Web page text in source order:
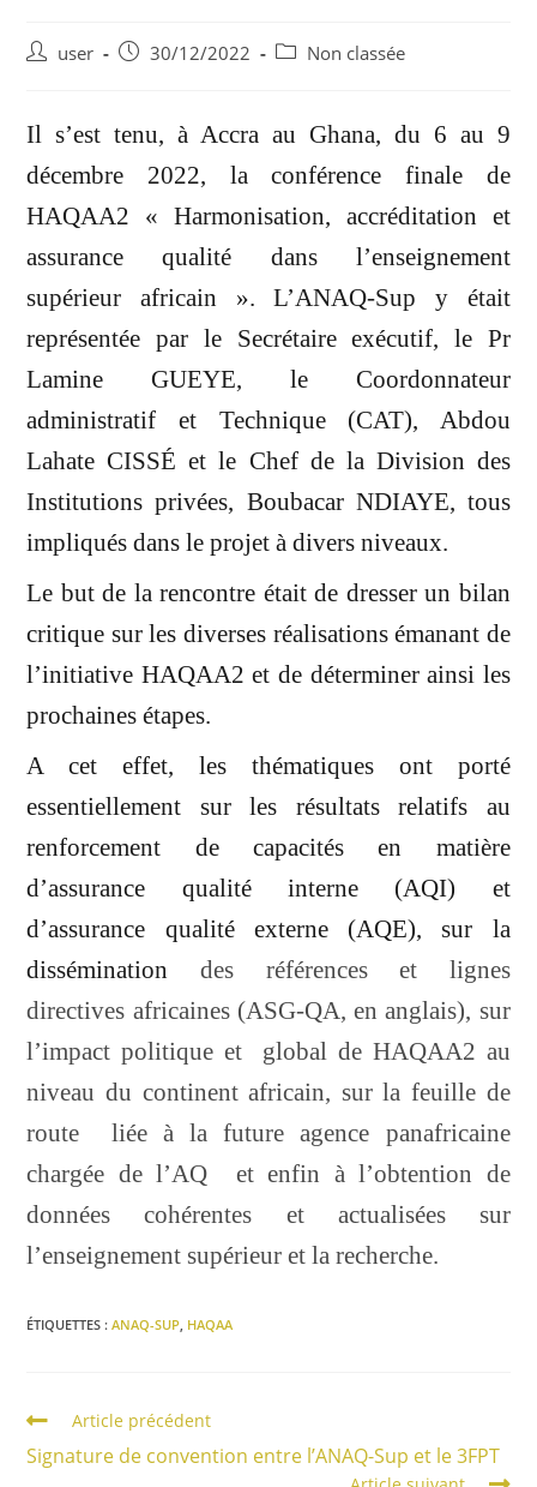
user 30/12/2022 Non classée
Il s’est tenu, à Accra au Ghana, du 6 au 9
décembre 2022, la conférence finale de
HAQAA2 « Harmonisation, accréditation et
assurance qualité dans l’enseignement
supérieur africain ». L’ANAQ-Sup y était
représentée par le Secrétaire exécutif, le Pr
Lamine GUEYE, le Coordonnateur
administratif et Technique (CAT), Abdou
Lahate CISSÉ et le Chef de la Division des
Institutions privées, Boubacar NDIAYE, tous
impliqués dans le projet à divers niveaux.
Le but de la rencontre était de dresser un bilan
critique sur les diverses réalisations émanant de
l’initiative HAQAA2 et de déterminer ainsi les
prochaines étapes.
A cet effet, les thématiques ont porté
essentiellement sur les résultats relatifs au
renforcement de capacités en matière
d’assurance qualité interne (AQI) et
d’assurance qualité externe (AQE), sur la
dissémination des références et lignes
directives africaines (ASG-QA, en anglais), sur
l’impact politique et global de HAQAA2 au
niveau du continent africain, sur la feuille de
route liée à la future agence panafricaine
chargée de l’AQ et enfin à l’obtention de
données cohérentes et actualisées sur
l’enseignement supérieur et la recherche.
ÉTIQUETTES :ANAQ-SUP, HAQAA
Article précédent
Signature de convention entre l’ANAQ-Sup et le 3FPT